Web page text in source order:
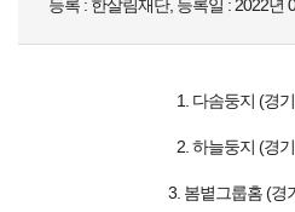
등록 : 한살림재단, 등록일 : 2022년
1. 다솜둥지 (경
2. 하늘둥지 (경
3. 봄볕그룹홈 (경